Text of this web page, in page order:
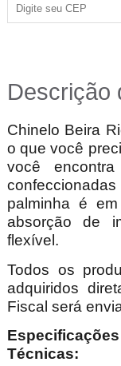
Descrição
Chinelo Beira
o que você
você
palminha é
absorção de
flexível.
Todos os
adquiridos
Fiscal será
Especificações